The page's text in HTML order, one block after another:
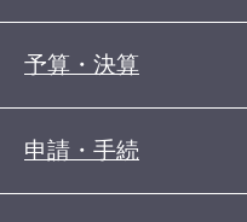
予算・決算
申請・手続